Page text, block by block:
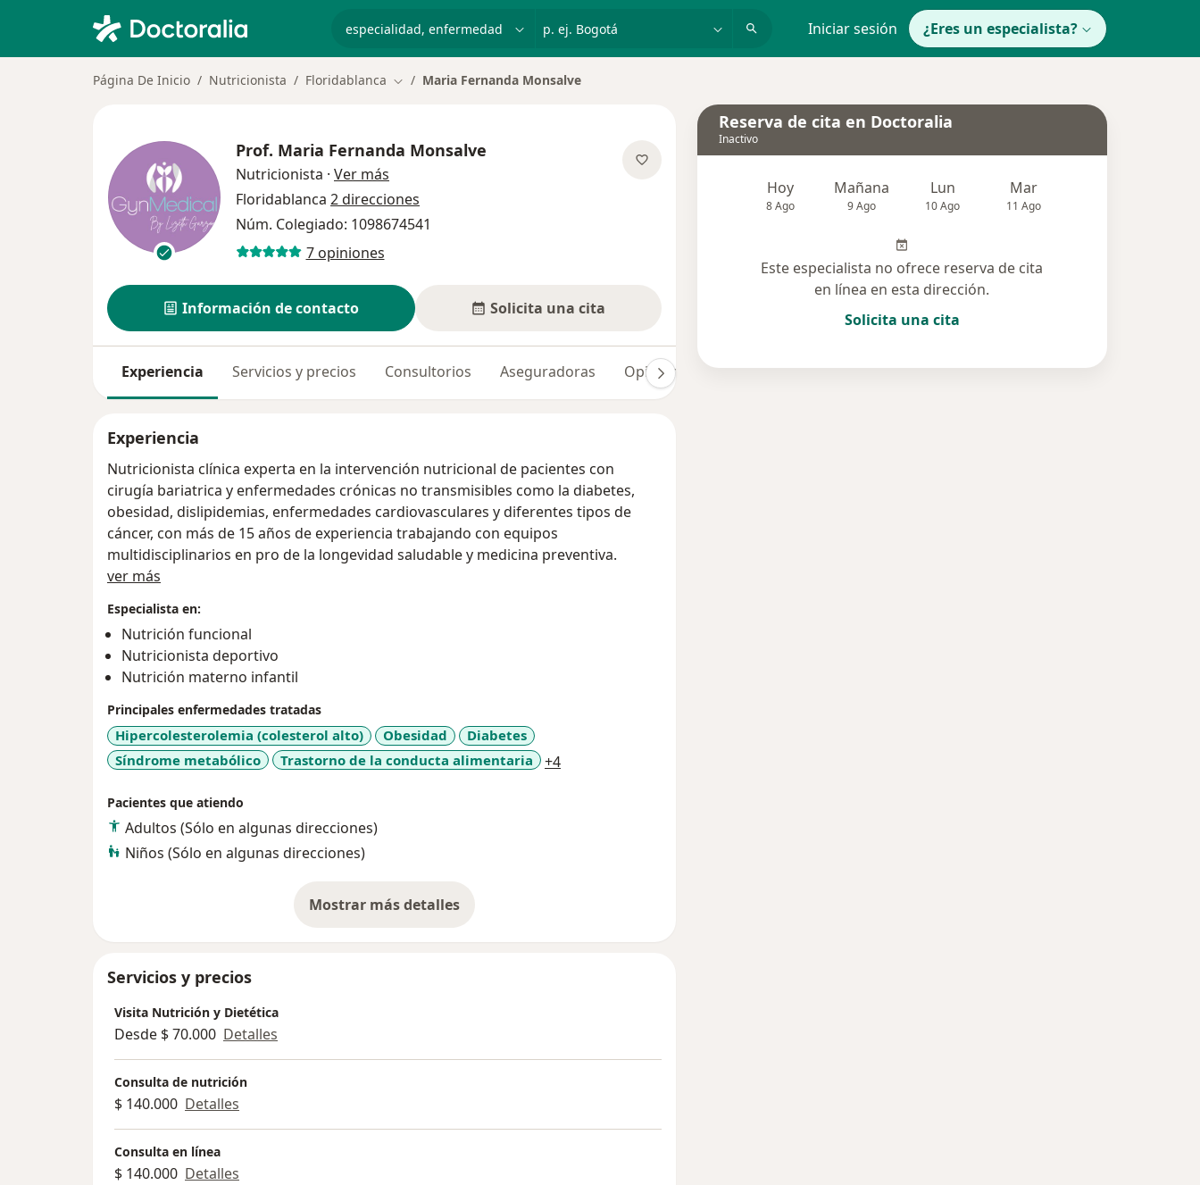
p. ej. Bogotá Iniciar sesión ¿Eres un especialista?
Página De Inicio Nutricionista Floridablanca Cambiar de ciudad
Maria Fernanda Monsalve
Prof. Maria Fernanda Monsalve
Nutricionista · Ver más
Floridablanca 2 direcciones
Núm. Colegiado: 1098674541
7 opiniones
Información de contacto Solicita una cita
Experiencia Servicios y precios Consultorios Aseguradoras Opiniones (7)
Experiencia
Nutricionista clínica experta en la intervención nutricional de pacientes con
cirugía bariatrica y enfermedades crónicas no transmisibles como la diabetes,
obesidad, dislipidemias, enfermedades cardiovasculares y diferentes tipos de
cáncer, con más de 15 años de experiencia trabajando con equipos
multidisciplinarios en pro de la longevidad saludable y medicina preventiva.
ver más
Especialista en:
Nutrición funcional
Nutricionista deportivo
Nutrición materno infantil
Principales enfermedades tratadas
Hipercolesterolemia (colesterol alto) Obesidad
Diabetes
Síndrome metabólico
Trastorno de la conducta alimentaria +4a11y_sr_more_diseases
Pacientes que atiendo
Adultos (Sólo en algunas direcciones)
Niños (Sólo en algunas direcciones)
Mostrar más detalles
sobre la experiencia
Servicios y precios
Visita Nutrición y Dietética
Desde $ 70.000 Detalles
Consulta de nutrición
$ 140.000 Detalles
Consulta en línea
$ 140.000 Detalles
Reserva de cita en Doctoralia
Inactivo
Hoy
8 Ago
Mañana
9 Ago
Lun
10 Ago
Mar
11 Ago
Este especialista no ofrece reserva de cita
en línea en esta dirección.
Solicita una cita